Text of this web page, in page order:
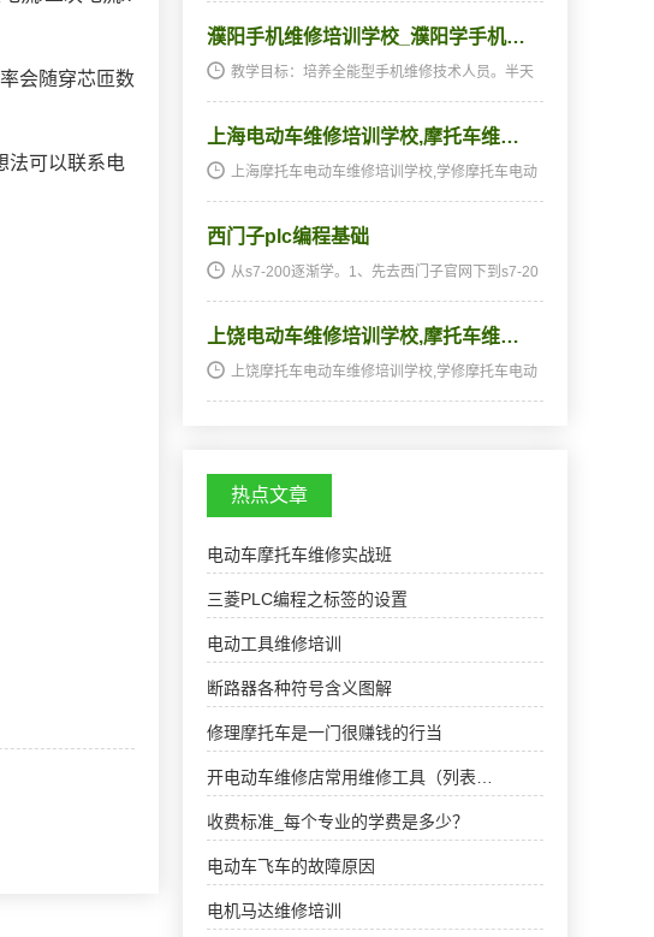
会随穿芯匝数
法可以联系电
濮阳手机维修培训学校_濮阳学手机…
教学目标：培养全能型手机维修技术人员。半天
上的、全能的手机维修技术人才和手机维修店老
上海电动车维修培训学校,摩托车维…
上海摩托车电动车维修培训学校,学修摩托车电动
南阳光电子技术学校电动车维修、摩托车维修培
西门子plc编程基础
从s7-200逐渐学。1、先去西门子官网下到s7-20
计算机语言有很多种多样，最通俗易懂的便是梯
上饶电动车维修培训学校,摩托车维…
上饶摩托车电动车维修培训学校,学修摩托车电动
热点文章
电动车摩托车维修实战班
三菱PLC编程之标签的设置
电动工具维修培训
断路器各种符号含义图解
修理摩托车是一门很赚钱的行当
开电动车维修店常用维修工具（列表…
收费标准_每个专业的学费是多少？
电动车飞车的故障原因
电机马达维修培训